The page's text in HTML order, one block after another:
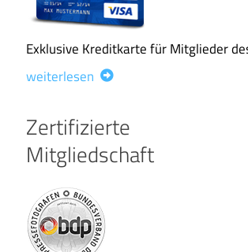
Exklusive Kreditkarte für Mitglieder
weiterlesen
Zertifizierte
Mitgliedschaft